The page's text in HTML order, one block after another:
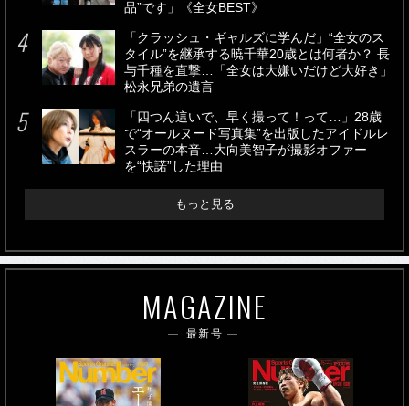
品”です」《全女BEST》
「クラッシュ・ギャルズに学んだ」“全女のス
タイル”を継承する暁千華20歳とは何者か？ 長
与千種を直撃…「全女は大嫌いだけど大好き」
松永兄弟の遺言
「四つん這いで、早く撮って！って…」28歳
で“オールヌード写真集”を出版したアイドルレ
スラーの本音…大向美智子が撮影オファー
を“快諾”した理由
もっと見る
MAGAZINE
最新号